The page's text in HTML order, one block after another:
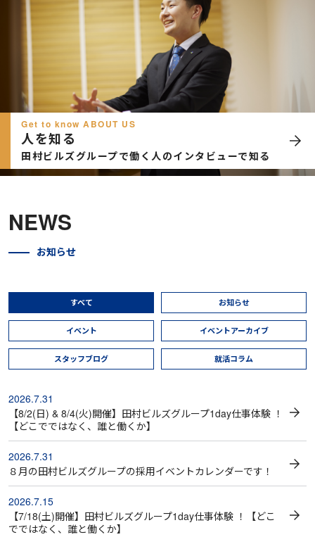
Get to know ABOUT US
人を知る
田村ビルズグループで働く人のインタビューで知る
NEWS
お知らせ
すべて お知らせ
イベント イベントアーカイブ
スタッフブログ 就活コラム
2026.7.31
【8/2(日) & 8/4(火)開催】田村ビルズグループ1day仕事体験 ！
【どこでではなく、誰と働くか】
2026.7.31
８月の田村ビルズグループの採用イベントカレンダーです！
2026.7.15
【7/18(土)開催】田村ビルズグループ1day仕事体験 ！【どこ
でではなく、誰と働くか】